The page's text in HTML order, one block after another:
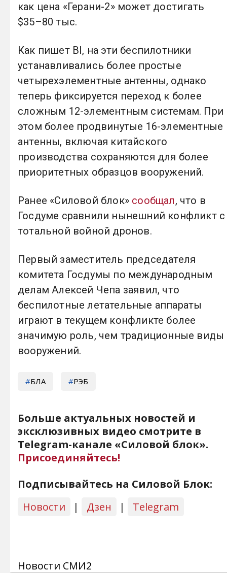
как цена «Герани-2» может достигать
$35–80 тыс.
Как пишет BI, на эти беспилотники
устанавливались более простые
четырехэлементные антенны, однако
теперь фиксируется переход к более
сложным 12-элементным системам. При
этом более продвинутые 16-элементные
антенны, включая китайского
производства сохраняются для более
приоритетных образцов вооружений.
Ранее «Силовой блок» сообщал, что в
Госдуме сравнили нынешний конфликт с
тотальной войной дронов.
Первый заместитель председателя
комитета Госдумы по международным
делам Алексей Чепа заявил, что
беспилотные летательные аппараты
играют в текущем конфликте более
значимую роль, чем традиционные виды
вооружений.
БЛА РЭБ
Больше актуальных новостей и
эксклюзивных видео смотрите в
Telegram-канале «Силовой блок».
Присоединяйтесь!
Подписывайтесь на Силовой Блок:
Новости
| Дзен | Telegram
Новости СМИ2